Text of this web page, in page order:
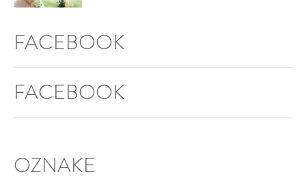
FACEBOOK
FACEBOOK
OZNAKE